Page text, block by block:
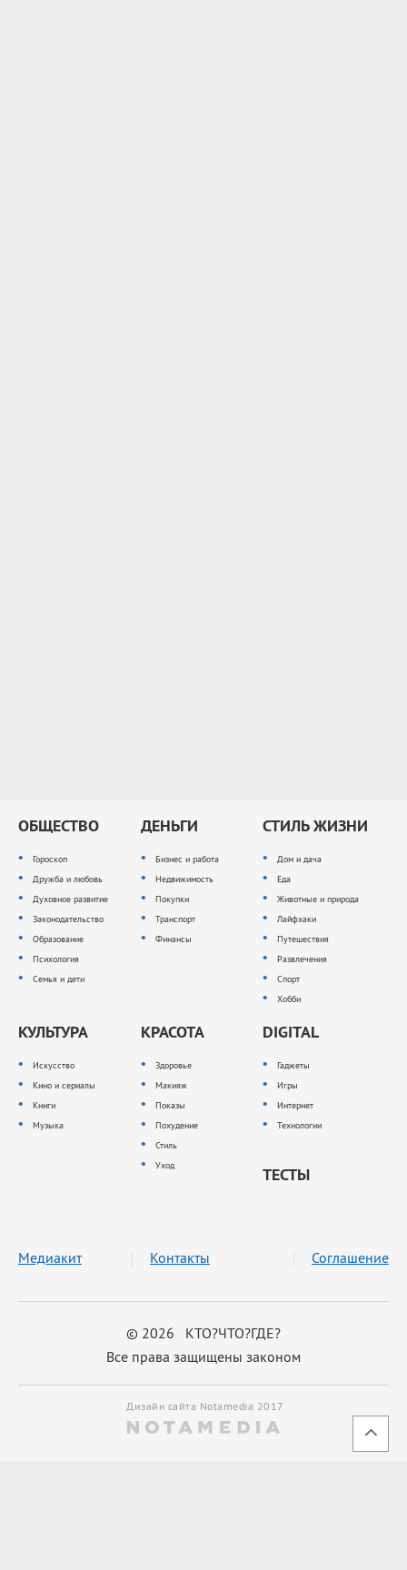
ОБЩЕСТВО
Гороскоп
Дружба и любовь
Духовное развитие
Законодательство
Образование
Психология
Семья и дети
ДЕНЬГИ
Бизнес и работа
Недвижимость
Покупки
Транспорт
Финансы
СТИЛЬ ЖИЗНИ
Дом и дача
Еда
Животные и природа
Лайфхаки
Путешествия
Развлечения
Спорт
Хобби
КУЛЬТУРА
Искусство
Кино и сериалы
Книги
Музыка
КРАСОТА
Здоровье
Макияж
Показы
Похудение
Стиль
Уход
DIGITAL
Гаджеты
Игры
Интернет
Технологии
ТЕСТЫ
© 2026 КТО?ЧТО?ГДЕ?
Все права защищены законом
Медиакит Контакты Соглашение
Дизайн сайта Notamedia 2017